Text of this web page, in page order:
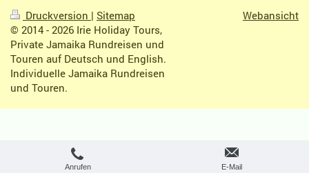
Druckversion | Sitemap
© 2014 - 2026 Irie Holiday Tours,
Private Jamaika Rundreisen und
Touren auf Deutsch und English.
Individuelle Jamaika Rundreisen
und Touren.
Webansicht
Anrufen E-Mail